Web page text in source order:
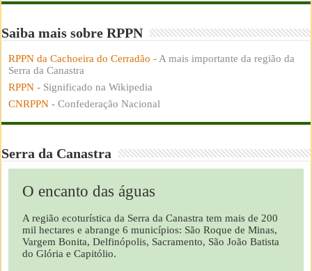
Saiba mais sobre RPPN
RPPN da Cachoeira do Cerradão - A mais importante da região da
Serra da Canastra
RPPN - Significado na Wikipedia
CNRPPN - Confederação Nacional
Serra da Canastra
O encanto das águas
A região ecoturística da Serra da Canastra tem mais de 200
mil hectares e abrange 6 municípios: São Roque de Minas,
Vargem Bonita, Delfinópolis, Sacramento, São João Batista
do Glória e Capitólio.